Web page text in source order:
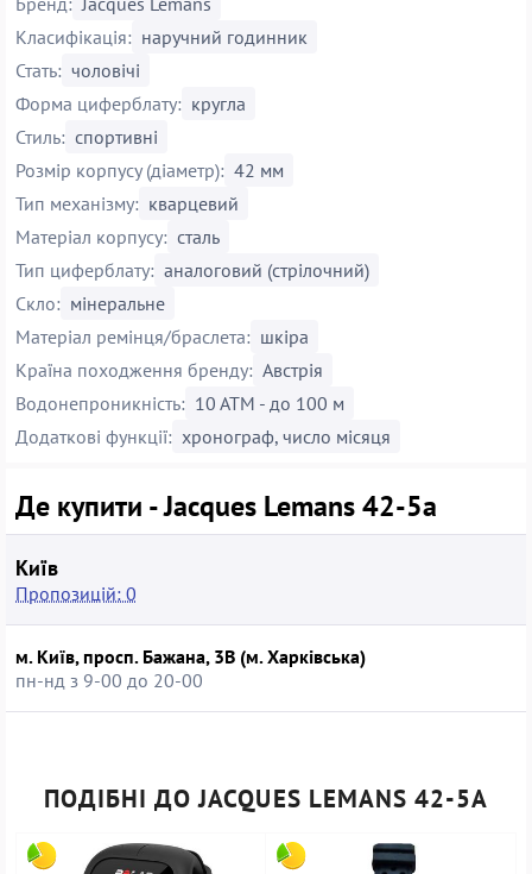
Класифікація: наручний годинник
Стать: чоловічі
Форма циферблату: кругла
Стиль: спортивні
Розмір корпусу (діаметр): 42 мм
Тип механізму: кварцевий
Матеріал корпусу: сталь
Тип циферблату: аналоговий (стрілочний)
Скло: мінеральне
Матеріал ремінця/браслета: шкіра
Країна походження бренду: Австрія
Водонепроникність: 10 АТМ - до 100 м
Додаткові функції: хронограф, число місяця
Де купити - Jacques Lemans 42-5a
Київ
Пропозицій: 0
м. Київ, просп. Бажана, 3В (м. Харківська)
пн-нд з 9-00 до 20-00
ПОДІБНІ ДО JACQUES LEMANS 42-5A